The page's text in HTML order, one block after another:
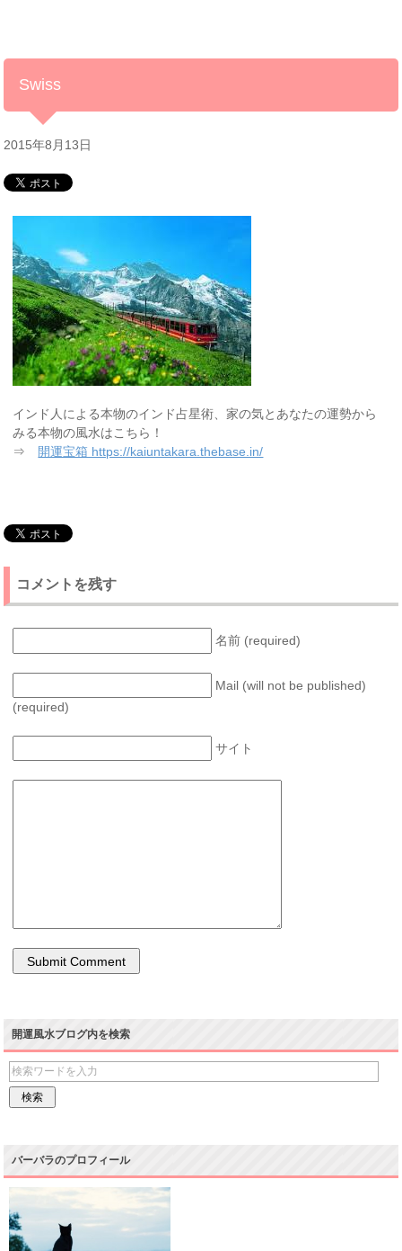
Swiss
2015年8月13日
インド人による本物のインド占星術、家の気とあなたの運勢から
みる本物の風水はこちら！
⇒ 開運宝箱 https://kaiuntakara.thebase.in/
コメントを残す
名前 (required)
Mail (will not be published)
(required)
サイト
開運風水ブログ内を検索
バーバラのプロフィール